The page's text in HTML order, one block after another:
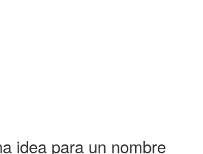
idea para un nombre